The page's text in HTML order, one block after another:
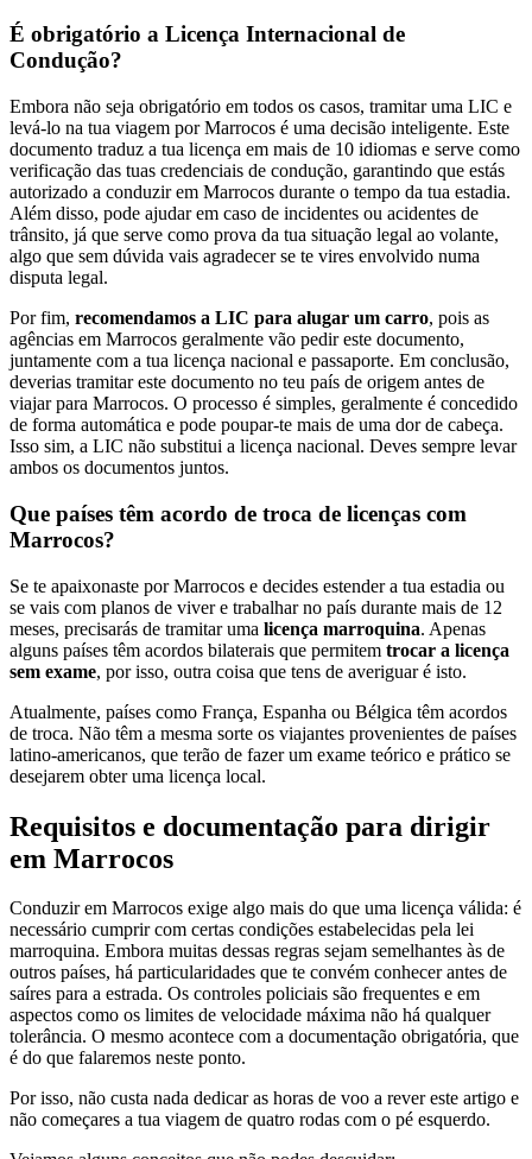
É obrigatório a Licença Internacional de
Condução?
Embora não seja obrigatório em todos os casos, tramitar uma LIC e
levá-lo na tua viagem por Marrocos é uma decisão inteligente. Este
documento traduz a tua licença em mais de 10 idiomas e serve como
verificação das tuas credenciais de condução, garantindo que estás
autorizado a conduzir em Marrocos durante o tempo da tua estadia.
Além disso, pode ajudar em caso de incidentes ou acidentes de
trânsito, já que serve como prova da tua situação legal ao volante,
algo que sem dúvida vais agradecer se te vires envolvido numa
disputa legal.
Por fim, recomendamos a LIC para alugar um carro, pois as
agências em Marrocos geralmente vão pedir este documento,
juntamente com a tua licença nacional e passaporte. Em conclusão,
deverias tramitar este documento no teu país de origem antes de
viajar para Marrocos. O processo é simples, geralmente é concedido
de forma automática e pode poupar-te mais de uma dor de cabeça.
Isso sim, a LIC não substitui a licença nacional. Deves sempre levar
ambos os documentos juntos.
Que países têm acordo de troca de licenças com
Marrocos?
Se te apaixonaste por Marrocos e decides estender a tua estadia ou
se vais com planos de viver e trabalhar no país durante mais de 12
meses, precisarás de tramitar uma licença marroquina. Apenas
alguns países têm acordos bilaterais que permitem trocar a licença
sem exame, por isso, outra coisa que tens de averiguar é isto.
Atualmente, países como França, Espanha ou Bélgica têm acordos
de troca. Não têm a mesma sorte os viajantes provenientes de países
latino-americanos, que terão de fazer um exame teórico e prático se
desejarem obter uma licença local.
Requisitos e documentação para dirigir
em Marrocos
Conduzir em Marrocos exige algo mais do que uma licença válida: é
necessário cumprir com certas condições estabelecidas pela lei
marroquina. Embora muitas dessas regras sejam semelhantes às de
outros países, há particularidades que te convém conhecer antes de
saíres para a estrada. Os controles policiais são frequentes e em
aspectos como os limites de velocidade máxima não há qualquer
tolerância. O mesmo acontece com a documentação obrigatória, que
é do que falaremos neste ponto.
Por isso, não custa nada dedicar as horas de voo a rever este artigo e
não começares a tua viagem de quatro rodas com o pé esquerdo.